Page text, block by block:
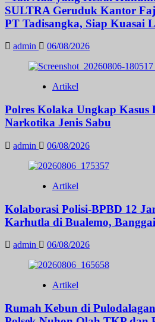
SULTRA Geruduk Kantor
PT Tadisangka, Siap Kuasai
admin 06/08/2026
Artikel
Polres Kolaka Ungkap Kasus
Narkotika Jenis Sabu
admin 06/08/2026
Artikel
Kolaborasi Polisi-BPBD 12
Karhutla di Bualemo, Banggai
admin 06/08/2026
Artikel
Rumah Kebun di